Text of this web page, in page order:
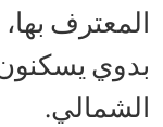
بدوي
الشمالي.